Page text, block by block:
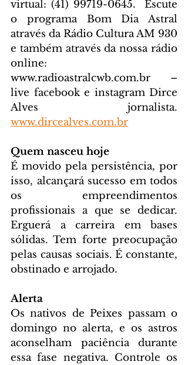
virtual: (41) 99719-0645.
Escute
o programa Bom Dia Astral
através da Rádio Cultura AM 930
e também através da nossa rádio
www.radioastralcwb.com.br –
live facebook e instagram Dirce
www.dircealves.com.br
Quem nasceu hoje
É movido pela persistência, por
isso, alcançará sucesso em todos
os empreendimentos
profissionais a que se dedicar.
Erguerá a carreira em bases
sólidas. Tem forte preocupação
pelas causas sociais. É constante,
obstinado e arrojado.
Alerta
Os nativos de Peixes passam o
domingo no alerta, e os astros
aconselham paciência durante
essa fase negativa. Controle os